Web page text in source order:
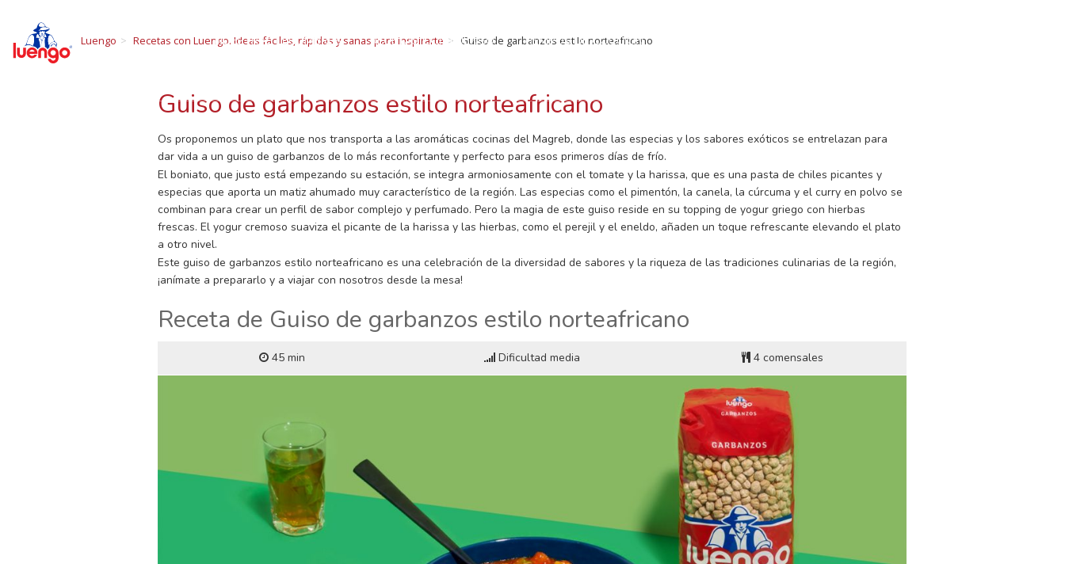
content
NUESTRAS LEGUMBRES RECETAS CON LUENGO TIEMPOS DE COCCIÓN
Luengo Recetas con Luengo. Ideas fáciles, rápidas y sanas para inspirarte Guiso de garbanzos estilo norteafricano
Guiso de garbanzos estilo norteafricano
Os proponemos un plato que nos transporta a las aromáticas cocinas del Magreb, donde las especias y los sabores exóticos se entrelazan para
dar vida a un guiso de garbanzos de lo más reconfortante y perfecto para esos primeros días de frío.
El boniato, que justo está empezando su estación, se integra armoniosamente con el tomate y la harissa, que es una pasta de chiles picantes y
especias que aporta un matiz ahumado muy característico de la región. Las especias como el pimentón, la canela, la cúrcuma y el curry en polvo se
combinan para crear un perfil de sabor complejo y perfumado. Pero la magia de este guiso reside en su topping de yogur griego con hierbas
frescas. El yogur cremoso suaviza el picante de la harissa y las hierbas, como el perejil y el eneldo, añaden un toque refrescante elevando el plato
a otro nivel.
Este guiso de garbanzos estilo norteafricano es una celebración de la diversidad de sabores y la riqueza de las tradiciones culinarias de la región,
¡anímate a prepararlo y a viajar con nosotros desde la mesa!
Receta de Guiso de garbanzos estilo norteafricano
45 min Dificultad media 4 comensales